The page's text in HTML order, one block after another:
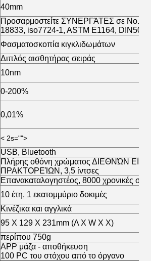
40mm
Προσαρμοστείτε ΣΥΝΕΡΓΆΤΕΣ σε
18833, iso7724-1, ASTM E1164,
Φασματοσκοπία κιγκλιδωμάτων
Διπλός αισθητήρας σειράς
10nm
0-200%
0,01%
< 2s="">
USB, Bluetooth
Πλήρης οθόνη χρώματος ΔΙΕΘΝΏΝ
ΠΡΑΚΤΟΡΕΊΩΝ, 3,5 ίντσες
Επανακαταλογηστέος, 8000 χρονικές
10 έτη, 1 εκατομμύριο δοκιμές
Κινέζικα και αγγλικά
95 X 129 X 231mm (Λ Χ W Χ Χ)
περίπου 750g
APP μάζα - αποθήκευση
100 PC του στόχου από το όργανο